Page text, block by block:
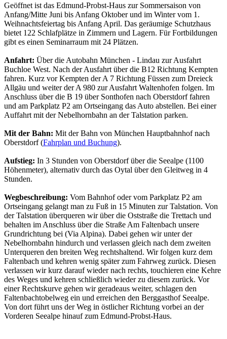
Geöffnet ist das Edmund-Probst-Haus zur Sommersaison von
Anfang/Mitte Juni bis Anfang Oktober und im Winter vom 1.
Weihnachtsfeiertag bis Anfang April. Das geräumige Schutzhaus
bietet 122 Schlafplätze in Zimmern und Lagern. Für Fortbildungen
gibt es einen Seminarraum mit 24 Plätzen.
Anfahrt: Über die Autobahn München - Lindau zur Ausfahrt
Buchloe West. Nach der Ausfahrt über die B12 Richtung Kempten
fahren. Kurz vor Kempten der A 7 Richtung Füssen zum Dreieck
Allgäu und weiter der A 980 zur Ausfahrt Waltenhofen folgen. Im
Anschluss über die B 19 über Sonthofen nach Oberstdorf fahren
und am Parkplatz P2 am Ortseingang das Auto abstellen. Bei einer
Auffahrt mit der Nebelhornbahn an der Talstation parken.
Mit der Bahn: Mit der Bahn von München Hauptbahnhof nach
Oberstdorf (Fahrplan und Buchung).
Aufstieg: In 3 Stunden von Oberstdorf über die Seealpe (1100
Höhenmeter), alternativ durch das Oytal über den Gleitweg in 4
Stunden.
Wegbeschreibung: Vom Bahnhof oder vom Parkplatz P2 am
Ortseingang gelangt man zu Fuß in 15 Minuten zur Talstation. Von
der Talstation überqueren wir über die Oststraße die Trettach und
behalten im Anschluss über die Straße Am Faltenbach unsere
Grundrichtung bei (Via Alpina). Dabei gehen wir unter der
Nebelhornbahn hindurch und verlassen gleich nach dem zweiten
Unterqueren den breiten Weg rechtshaltend. Wir folgen kurz dem
Faltenbach und kehren wenig später zum Fahrweg zurück. Diesen
verlassen wir kurz darauf wieder nach rechts, touchieren eine Kehre
des Weges und kehren schließlich wieder zu diesem zurück. Vor
einer Rechtskurve gehen wir geradeaus weiter, schlagen den
Faltenbachtobelweg ein und erreichen den Berggasthof Seealpe.
Von dort führt uns der Weg in östlicher Richtung vorbei an der
Vorderen Seealpe hinauf zum Edmund-Probst-Haus.